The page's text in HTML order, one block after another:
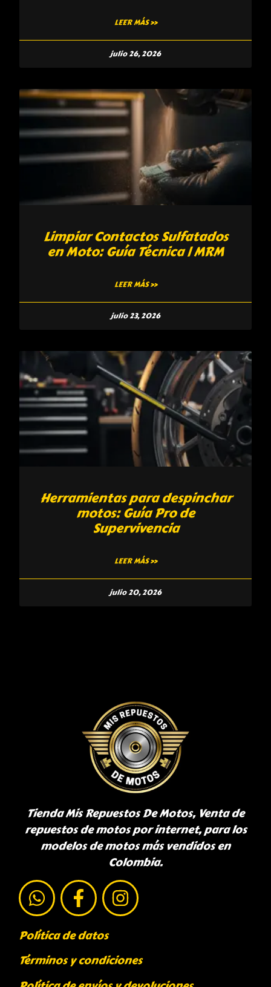
LEER MÁS »
julio 26, 2026
Limpiar Contactos Sulfatados
en Moto: Guía Técnica | MRM
LEER MÁS »
julio 23, 2026
Herramientas para despinchar
motos: Guía Pro de
Supervivencia
LEER MÁS »
julio 20, 2026
Tienda Mis Repuestos De Motos, Venta de
repuestos de motos por internet, para los
modelos de motos más vendidos en
Colombia.
Política de datos
Términos y condiciones